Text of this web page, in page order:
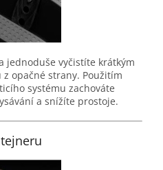
jednoduše vyčistíte krátkým
opačné strany. Použitím
systému zachováte
a snížíte prostoje.